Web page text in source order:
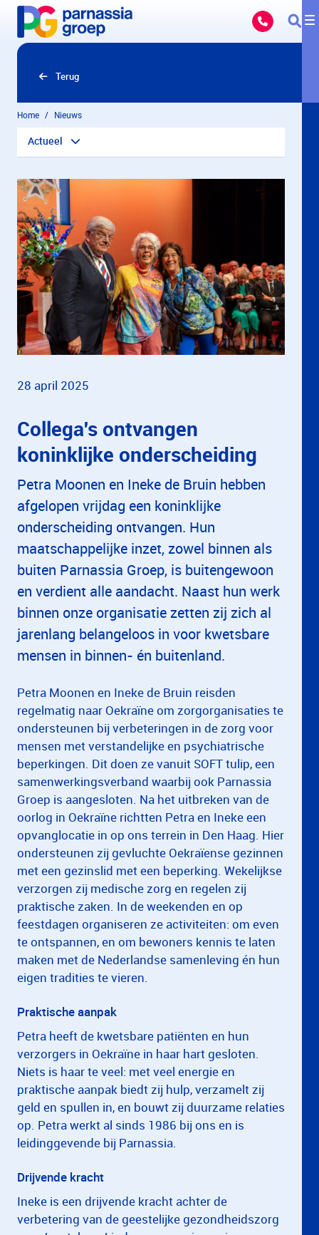
Overslaan en naar hoofdinhoud gaan
Terug
Home Nieuws
Actueel
28 april 2025
Collega's ontvangen
koninklijke onderscheiding
Petra Moonen en Ineke de Bruin hebben
afgelopen vrijdag een koninklijke
onderscheiding ontvangen. Hun
maatschappelijke inzet, zowel binnen als
buiten Parnassia Groep, is buitengewoon
en verdient alle aandacht. Naast hun werk
binnen onze organisatie zetten zij zich al
jarenlang belangeloos in voor kwetsbare
mensen in binnen- én buitenland.
Petra Moonen en Ineke de Bruin reisden
regelmatig naar Oekraïne om zorgorganisaties te
ondersteunen bij verbeteringen in de zorg voor
mensen met verstandelijke en psychiatrische
beperkingen. Dit doen ze vanuit SOFT tulip, een
samenwerkingsverband waarbij ook Parnassia
Groep is aangesloten. Na het uitbreken van de
oorlog in Oekraïne richtten Petra en Ineke een
opvanglocatie in op ons terrein in Den Haag. Hier
ondersteunen zij gevluchte Oekraïense gezinnen
met een gezinslid met een beperking. Wekelijkse
verzorgen zij medische zorg en regelen zij
praktische zaken. In de weekenden en op
feestdagen organiseren ze activiteiten: om even
te ontspannen, en om bewoners kennis te laten
maken met de Nederlandse samenleving én hun
eigen tradities te vieren.
Praktische aanpak
Petra heeft de kwetsbare patiënten en hun
verzorgers in Oekraïne in haar hart gesloten.
Niets is haar te veel: met veel energie en
praktische aanpak biedt zij hulp, verzamelt zij
geld en spullen in, en bouwt zij duurzame relaties
op. Petra werkt al sinds 1986 bij ons en is
leidinggevende bij Parnassia.
Drijvende kracht
Ineke is een drijvende kracht achter de
verbetering van de geestelijke gezondheidszorg